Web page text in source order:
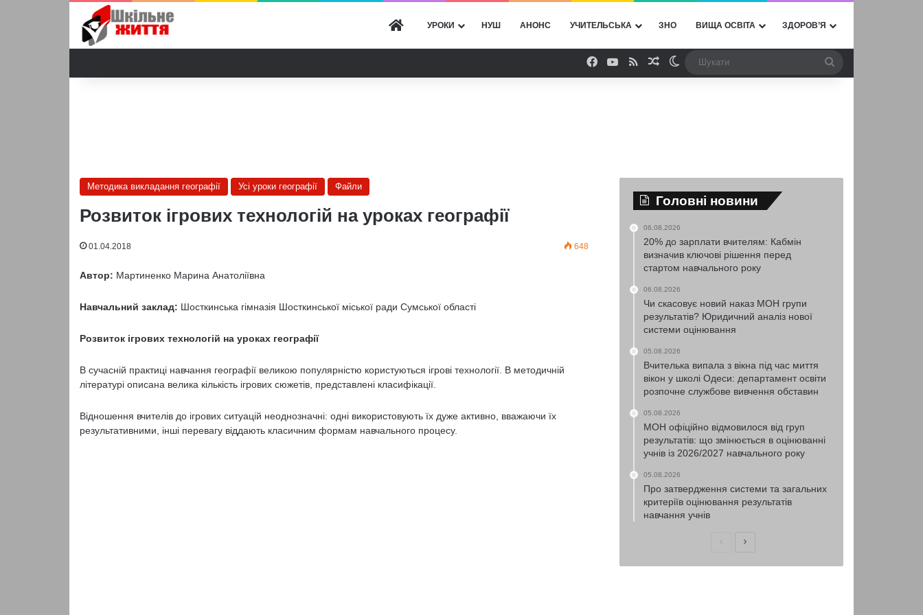
ГОЛОВНА
УРОКИ НУШ АНОНС УЧИТЕЛЬСЬКА ЗНО ВИЩА ОСВІТА ЗДОРОВ’Я
Facebook
YouTube
RSSВипадкова стаття
Switch skin
Методика викладання географії Усі уроки географії Файли
Розвиток ігрових технологій на уроках географії
01.04.2018 648
Автор: Мартиненко Марина Анатоліївна
Навчальний заклад: Шосткинська гімназія Шосткинської міської ради Сумської області
Розвиток ігрових технологій на уроках географії
В сучасній практиці навчання географії великою популярністю користуються ігрові технології. В методичній
літературі описана велика кількість ігрових сюжетів, представлені класифікації.
Відношення вчителів до ігрових ситуацій неоднозначні: одні використовують їх дуже активно, вважаючи їх
результативними, інші перевагу віддають класичним формам навчального процесу.
Головні новини
06.08.2026
20% до зарплати вчителям: Кабмін
визначив ключові рішення перед
стартом навчального року
06.08.2026
Чи скасовує новий наказ МОН групи
результатів? Юридичний аналіз нової
системи оцінювання
05.08.2026
Вчителька випала з вікна під час миття
вікон у школі Одеси: департамент освіти
розпочне службове вивчення обставин
05.08.2026
МОН офіційно відмовилося від груп
результатів: що змінюється в оцінюванні
учнів із 2026/2027 навчального року
05.08.2026
Про затвердження системи та загальних
критеріїв оцінювання результатів
навчання учнів
ПопередняНаступна